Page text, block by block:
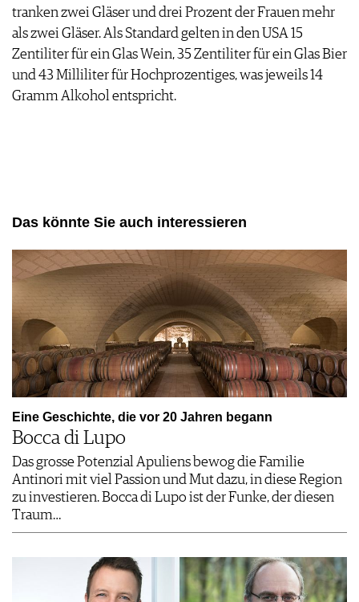
tranken zwei Gläser und drei Prozent der Frauen mehr
als zwei Gläser. Als Standard gelten in den USA 15
Zentiliter für ein Glas Wein, 35 Zentiliter für ein Glas Bier
und 43 Milliliter für Hochprozentiges, was jeweils 14
Gramm Alkohol entspricht.
Das könnte Sie auch interessieren
Eine Geschichte, die vor 20 Jahren begann
Bocca di Lupo
Das grosse Potenzial Apuliens bewog die Familie
Antinori mit viel Passion und Mut dazu, in diese Region
zu investieren. Bocca di Lupo ist der Funke, der diesen
Traum…